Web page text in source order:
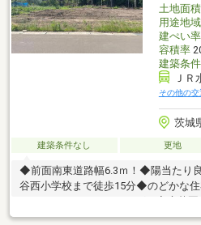
土地面積
用途地域
建ぺい率
容積率
建築条件
ＪＲ
その他の交
茨城
建築条件なし 更地
◆前面南東道路幅6.3ｍ！◆陽当たり
谷西小学校まで徒歩15分◆のどかな
要件：福田・菅谷・鴻巣・後台・飯